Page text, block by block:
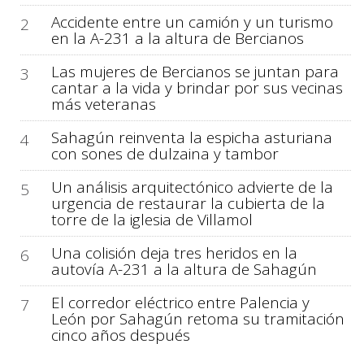
2
Accidente entre un camión y un turismo
en la A-231 a la altura de Bercianos
3
Las mujeres de Bercianos se juntan para
cantar a la vida y brindar por sus vecinas
más veteranas
4
Sahagún reinventa la espicha asturiana
con sones de dulzaina y tambor
5
Un análisis arquitectónico advierte de la
urgencia de restaurar la cubierta de la
torre de la iglesia de Villamol
6
Una colisión deja tres heridos en la
autovía A-231 a la altura de Sahagún
7
El corredor eléctrico entre Palencia y
León por Sahagún retoma su tramitación
cinco años después